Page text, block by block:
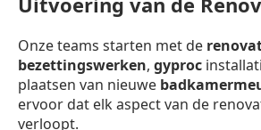
Onze teams starten met de
bezettingswerken, gyproc
plaatsen van nieuwe
ervoor dat elk aspect van de
verloopt.